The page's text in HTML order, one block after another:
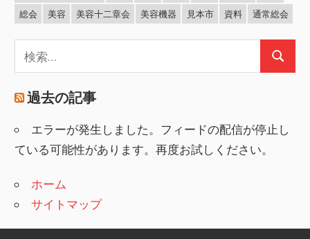
総会
美容 美容十二章会 美容機器 見本市 資料 通常総会
索:
検
過去の記事
エラーが発生しました。フィードの配信が停止し
ている可能性があります。再度お試しください。
ホーム
サイトマップ